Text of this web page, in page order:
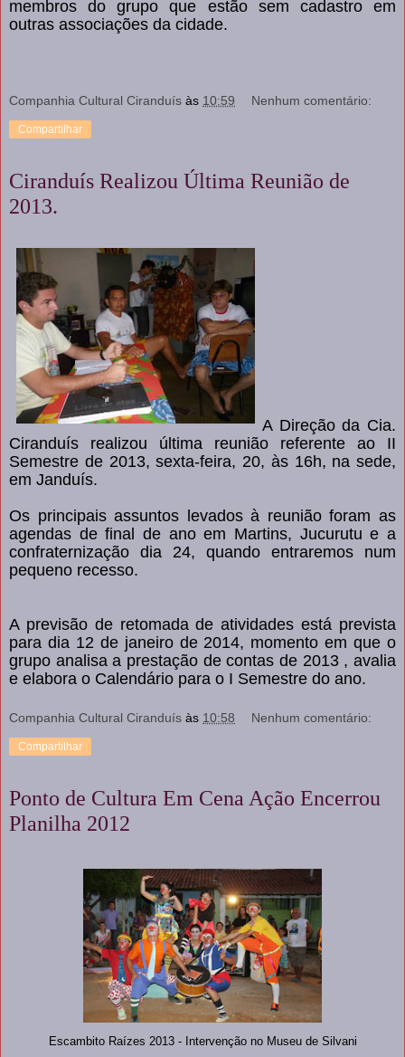
membros do grupo que estão sem cadastro em
outras associações da cidade.
Companhia Cultural Ciranduís às 10:59 Nenhum comentário:
Compartilhar
Ciranduís Realizou Última Reunião de
2013.
A Direção da Cia.
Ciranduís realizou última reunião referente ao II
Semestre de 2013, sexta-feira, 20, às 16h, na sede,
em Janduís.
Os principais assuntos levados à reunião foram as
agendas de final de ano em Martins, Jucurutu e a
confraternização dia 24, quando entraremos num
pequeno recesso.
A previsão de retomada de atividades está prevista
para dia 12 de janeiro de 2014, momento em que o
grupo analisa a prestação de contas de 2013 , avalia
e elabora o Calendário para o I Semestre do ano.
Companhia Cultural Ciranduís às 10:58 Nenhum comentário:
Compartilhar
Ponto de Cultura Em Cena Ação Encerrou
Planilha 2012
Escambito Raízes 2013 - Intervenção no Museu de Silvani